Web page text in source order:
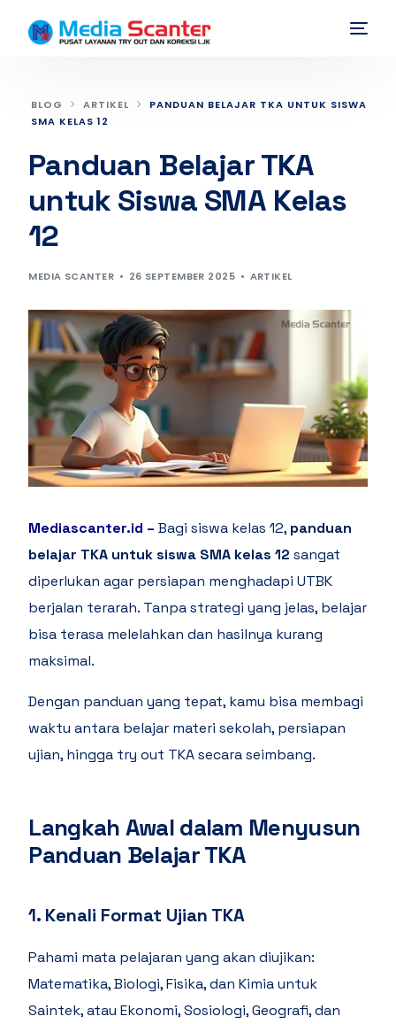
BLOG ARTIKEL
PANDUAN BELAJAR TKA UNTUK SISWA
SMA KELAS 12
Panduan Belajar TKA
untuk Siswa SMA Kelas
12
MEDIA SCANTER 26 SEPTEMBER 2025 ARTIKEL
Mediascanter.id – Bagi siswa kelas 12, panduan
belajar TKA untuk siswa SMA kelas 12 sangat
diperlukan agar persiapan menghadapi UTBK
berjalan terarah. Tanpa strategi yang jelas, belajar
bisa terasa melelahkan dan hasilnya kurang
maksimal.
Dengan panduan yang tepat, kamu bisa membagi
waktu antara belajar materi sekolah, persiapan
ujian, hingga try out TKA secara seimbang.
Langkah Awal dalam Menyusun
Panduan Belajar TKA
1. Kenali Format Ujian TKA
Pahami mata pelajaran yang akan diujikan:
Matematika, Biologi, Fisika, dan Kimia untuk
Saintek, atau Ekonomi, Sosiologi, Geografi, dan